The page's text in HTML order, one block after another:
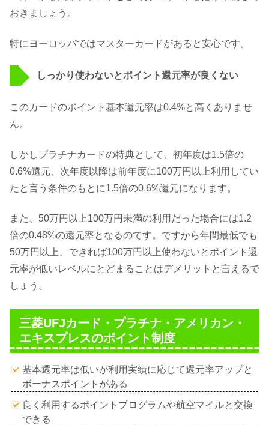
おきましょう。
特にヨーロッパではマスターカードがあると安心です。
しっかり使わないとポイント還元率が良くない
このカードのポイント基本還元率は0.4%と高くありませ
ん。
しかしプラチナカードの特典として、初年度は1.5倍の
0.6%還元、次年度以降は前年度に100万円以上利用してい
たと言う条件のもとに1.5倍の0.6%還元になります。
また、50万円以上100万円未満の利用だった場合には1.2
倍の0.48%の還元率となるのです。ですから年間最低でも
50万円以上、できれば100万円以上使わないとポイント還
元率が低いレベルにとどまることはデメリットと言えるで
しょう。
三菱UFJカード・プラチナ・アメリカン・
エキスプレスのポイント制度
基本還元率は低いが利用実績に応じて還元率アップと
ボーナスポイントがある
良く利用するポイントプログラムや航空マイルと交換
できる